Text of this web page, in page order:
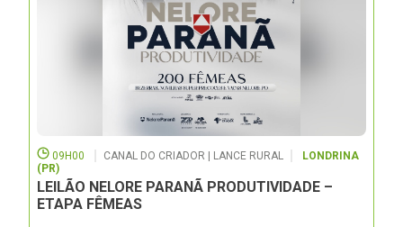
09H00 CANAL DO CRIADOR | LANCE RURAL
LONDRINA
(PR)
LEILÃO NELORE PARANÃ PRODUTIVIDADE –
ETAPA FÊMEAS